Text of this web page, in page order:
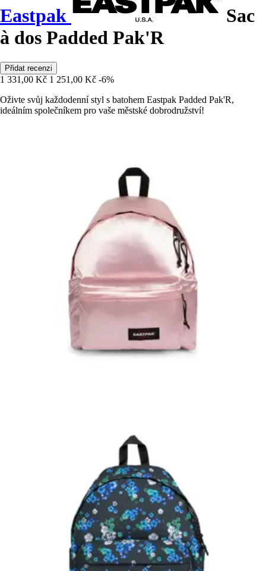
Eastpak
Sac
à dos Padded Pak'R
Přidat recenzi
1 331,00 Kč 1 251,00 Kč -6%
Oživte svůj každodenní styl s batohem Eastpak Padded Pak'R,
ideálním společníkem pro vaše městské dobrodružství!